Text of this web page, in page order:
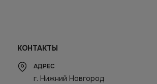
КОНТАКТЫ
АДРЕС
г. Нижний Новгород